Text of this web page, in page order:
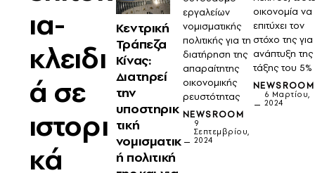
ια-
κλειδι
ά σε
ιστορι
κά
Κεντρική
Τράπεζα
Κίνας:
Διατηρεί
την
υποστηρικ
τική
νομισματικ
ή πολιτική
εργαλείων
νομισματικής
πολιτικής για τη
διατήρηση της
απαραίτητης
οικονομικής
ρευστότητας
NEWSROOM
9
Σεπτεμβρίου,
2024
οικονομία να
επιτύχει τον
στόχο της για
ανάπτυξη της
τάξης του 5%
NEWSROOM
6 Μαρτίου,
2024